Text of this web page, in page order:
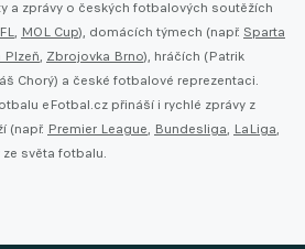
a zprávy o českých fotbalových soutěžích
, MOL Cup), domácích týmech (např. Sparta
Plzeň, Zbrojovka Brno), hráčích (Patrik
Chorý) a české fotbalové reprezentaci.
eFotbal.cz přináší i rychlé zprávy z
(např. Premier League, Bundesliga, LaLiga,
světa fotbalu.